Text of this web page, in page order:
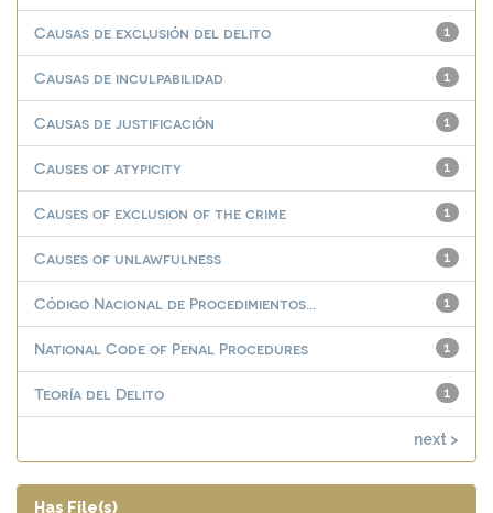
1
Causas de exclusión del delito
1
Causas de inculpabilidad
1
Causas de justificación
1
Causes of atypicity
1
Causes of exclusion of the crime
1
Causes of unlawfulness
1
Código Nacional de Procedimientos...
1
National Code of Penal Procedures
1
Teoría del Delito
next >
Has File(s)